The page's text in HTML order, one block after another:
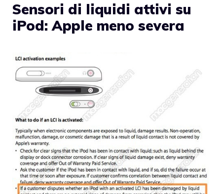
Sensori di liquidi attivi su
iPod: Apple meno severa